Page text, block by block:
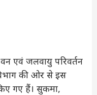
एवं जलवायु परिवर्तन
की ओर से इस
गए हैं। सुकमा,